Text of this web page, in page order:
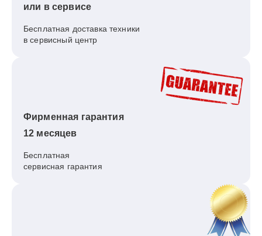
или в сервисе
Бесплатная доставка техники
в сервисный центр
Фирменная гарантия
12 месяцев
Бесплатная
сервисная гарантия